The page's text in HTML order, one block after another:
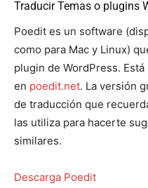
Traducir Temas o plugins
Poedit es un software
como para Mac y Linux)
plugin de WordPress.
en poedit.net. La versión
de traducción que
las utiliza para hacerte
similares.
Descarga Poedit